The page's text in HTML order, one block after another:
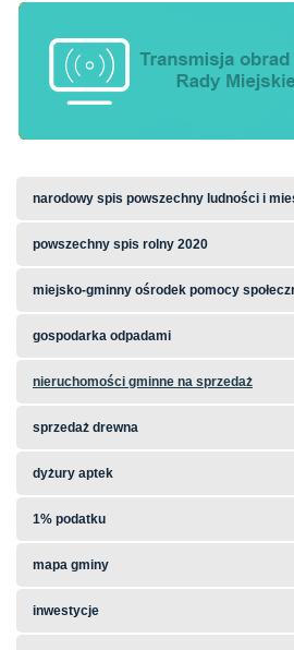
narodowy spis powszechny ludności i
powszechny spis rolny 2020
miejsko-gminny ośrodek pomocy
gospodarka odpadami
nieruchomości gminne na sprzedaż
sprzedaż drewna
dyżury aptek
1% podatku
mapa gminy
inwestycje